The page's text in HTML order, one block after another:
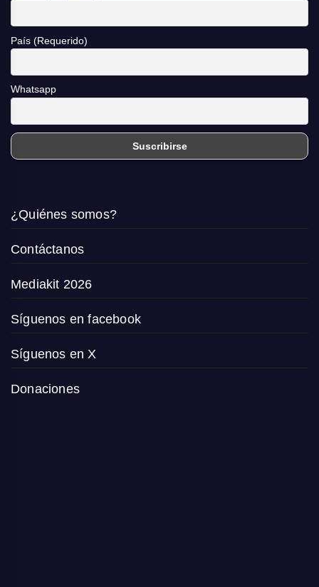
País (Requerido)
Whatsapp
¿Quiénes somos?
Contáctanos
Mediakit 2026
Síguenos en facebook
Síguenos en X
Donaciones